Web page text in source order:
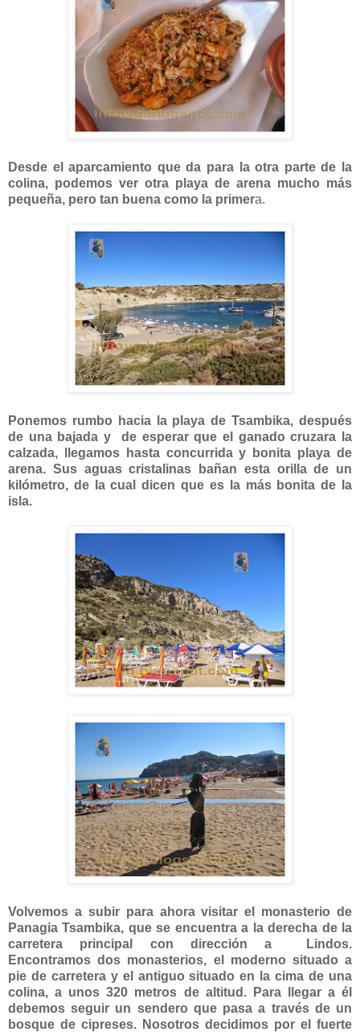
Desde el aparcamiento que da para la otra parte de la
colina, podemos ver otra playa de arena mucho más
pequeña, pero tan buena como la primera.
Ponemos rumbo hacia la playa de Tsambika, después
de una bajada y de esperar que el ganado cruzara la
calzada, llegamos hasta concurrida y bonita playa de
arena. Sus aguas cristalinas bañan esta orilla de un
kilómetro, de la cual dicen que es la más bonita de la
isla.
Volvemos a subir para ahora visitar el monasterio de
Panagia Tsambika, que se encuentra a la derecha de la
carretera principal con dirección a Lindos.
Encontramos dos monasterios, el moderno situado a
pie de carretera y el antiguo situado en la cima de una
colina, a unos 320 metros de altitud. Para llegar a él
debemos seguir un sendero que pasa a través de un
bosque de cipreses. Nosotros decidimos por el fuerte